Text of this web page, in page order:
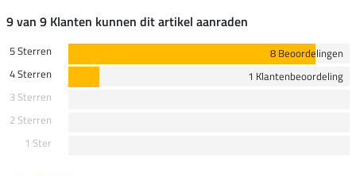
9 van 9 Klanten kunnen dit artikel aanraden
5 Sterren
8 Beoordelingen
4 Sterren
1 Klantenbeoordeling
3 Sterren
2 Sterren
1 Ster